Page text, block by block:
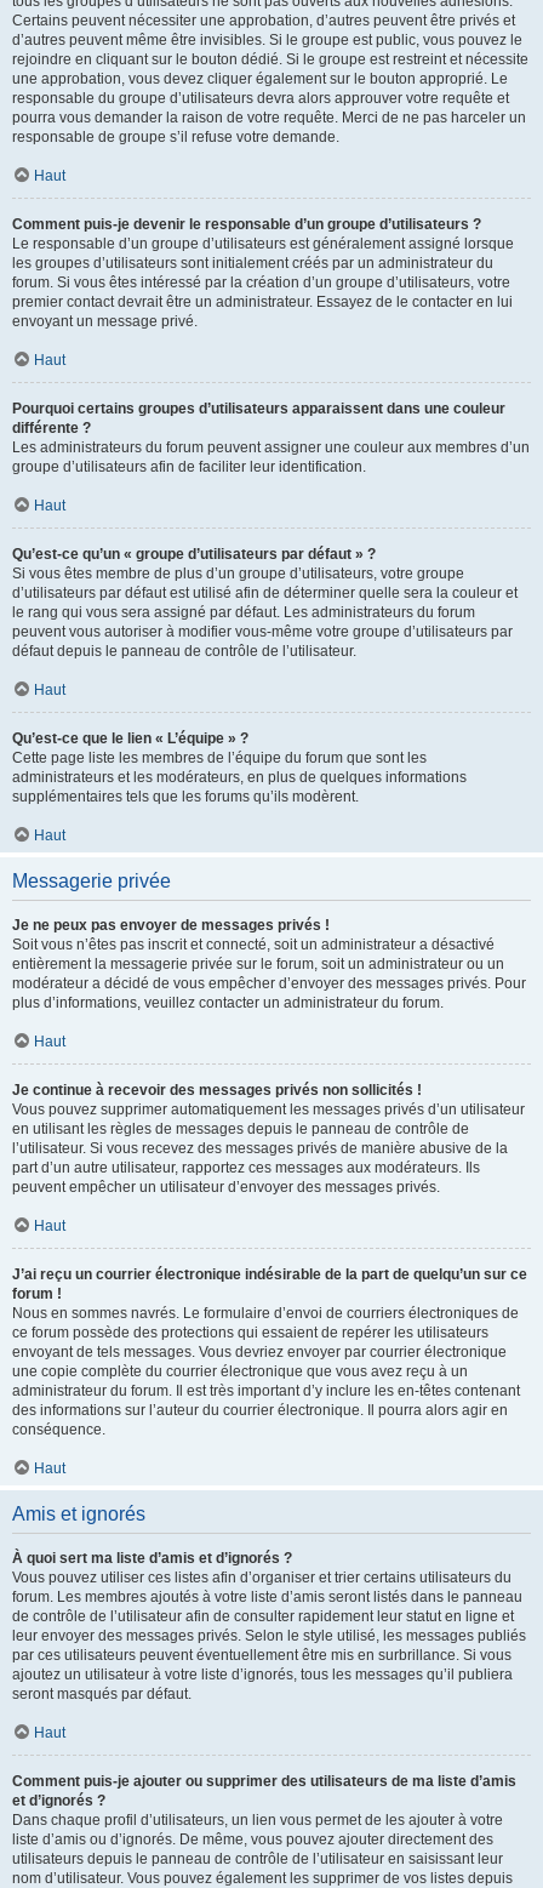
Certains peuvent nécessiter une approbation, d’autres peuvent être privés et
d’autres peuvent même être invisibles. Si le groupe est public, vous pouvez le
rejoindre en cliquant sur le bouton dédié. Si le groupe est restreint et nécessite
une approbation, vous devez cliquer également sur le bouton approprié. Le
responsable du groupe d’utilisateurs devra alors approuver votre requête et
pourra vous demander la raison de votre requête. Merci de ne pas harceler un
responsable de groupe s’il refuse votre demande.
Haut
Comment puis-je devenir le responsable d’un groupe d’utilisateurs ?
Le responsable d’un groupe d’utilisateurs est généralement assigné lorsque
les groupes d’utilisateurs sont initialement créés par un administrateur du
forum. Si vous êtes intéressé par la création d’un groupe d’utilisateurs, votre
premier contact devrait être un administrateur. Essayez de le contacter en lui
envoyant un message privé.
Haut
Pourquoi certains groupes d’utilisateurs apparaissent dans une couleur
différente ?
Les administrateurs du forum peuvent assigner une couleur aux membres d’un
groupe d’utilisateurs afin de faciliter leur identification.
Haut
Qu’est-ce qu’un « groupe d’utilisateurs par défaut » ?
Si vous êtes membre de plus d’un groupe d’utilisateurs, votre groupe
d’utilisateurs par défaut est utilisé afin de déterminer quelle sera la couleur et
le rang qui vous sera assigné par défaut. Les administrateurs du forum
peuvent vous autoriser à modifier vous-même votre groupe d’utilisateurs par
défaut depuis le panneau de contrôle de l’utilisateur.
Haut
Qu’est-ce que le lien « L’équipe » ?
Cette page liste les membres de l’équipe du forum que sont les
administrateurs et les modérateurs, en plus de quelques informations
supplémentaires tels que les forums qu’ils modèrent.
Haut
Messagerie privée
Je ne peux pas envoyer de messages privés !
Soit vous n’êtes pas inscrit et connecté, soit un administrateur a désactivé
entièrement la messagerie privée sur le forum, soit un administrateur ou un
modérateur a décidé de vous empêcher d’envoyer des messages privés. Pour
plus d’informations, veuillez contacter un administrateur du forum.
Haut
Je continue à recevoir des messages privés non sollicités !
Vous pouvez supprimer automatiquement les messages privés d’un utilisateur
en utilisant les règles de messages depuis le panneau de contrôle de
l’utilisateur. Si vous recevez des messages privés de manière abusive de la
part d’un autre utilisateur, rapportez ces messages aux modérateurs. Ils
peuvent empêcher un utilisateur d’envoyer des messages privés.
Haut
J’ai reçu un courrier électronique indésirable de la part de quelqu’un sur ce
forum !
Nous en sommes navrés. Le formulaire d’envoi de courriers électroniques de
ce forum possède des protections qui essaient de repérer les utilisateurs
envoyant de tels messages. Vous devriez envoyer par courrier électronique
une copie complète du courrier électronique que vous avez reçu à un
administrateur du forum. Il est très important d’y inclure les en-têtes contenant
des informations sur l’auteur du courrier électronique. Il pourra alors agir en
conséquence.
Haut
Amis et ignorés
À quoi sert ma liste d’amis et d’ignorés ?
Vous pouvez utiliser ces listes afin d’organiser et trier certains utilisateurs du
forum. Les membres ajoutés à votre liste d’amis seront listés dans le panneau
de contrôle de l’utilisateur afin de consulter rapidement leur statut en ligne et
leur envoyer des messages privés. Selon le style utilisé, les messages publiés
par ces utilisateurs peuvent éventuellement être mis en surbrillance. Si vous
ajoutez un utilisateur à votre liste d’ignorés, tous les messages qu’il publiera
seront masqués par défaut.
Haut
Comment puis-je ajouter ou supprimer des utilisateurs de ma liste d’amis
et d’ignorés ?
Dans chaque profil d’utilisateurs, un lien vous permet de les ajouter à votre
liste d’amis ou d’ignorés. De même, vous pouvez ajouter directement des
utilisateurs depuis le panneau de contrôle de l’utilisateur en saisissant leur
nom d’utilisateur. Vous pouvez également les supprimer de vos listes depuis